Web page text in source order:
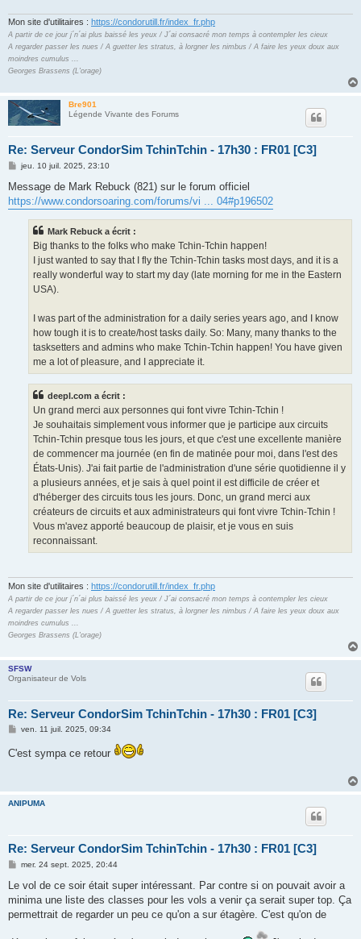
Mon site d'utilitaires : https://condorutill.fr/index_fr.php
A partir de ce jour j´n´ai plus baissé les yeux / J´ai consacré mon temps à contempler les cieux
A regarder passer les nues / A guetter les stratus, à lorgner les nimbus / A faire les yeux doux aux
moindres cumulus ...
Georges Brassens (L'orage)
Bre901
Légende Vivante des Forums
Re: Serveur CondorSim TchinTchin - 17h30 : FR01 [C3]
M
s
a
jeu. 10 juil. 2025, 23:10
Message de Mark Rebuck (821) sur le forum officiel
https://www.condorsoaring.com/forums/vi ... 04#p196502
Mark Rebuck a écrit :
Big thanks to the folks who make Tchin-Tchin happen!
I just wanted to say that I fly the Tchin-Tchin tasks most days, and it is a
really wonderful way to start my day (late morning for me in the Eastern
USA).
I was part of the administration for a daily series years ago, and I know
how tough it is to create/host tasks daily. So: Many, many thanks to the
tasksetters and admins who make Tchin-Tchin happen! You have given
me a lot of pleasure, and I appreciate it.
deepl.com a écrit :
Un grand merci aux personnes qui font vivre Tchin-Tchin !
Je souhaitais simplement vous informer que je participe aux circuits
Tchin-Tchin presque tous les jours, et que c'est une excellente manière
de commencer ma journée (en fin de matinée pour moi, dans l'est des
États-Unis). J'ai fait partie de l'administration d'une série quotidienne il y
a plusieurs années, et je sais à quel point il est difficile de créer et
d'héberger des circuits tous les jours. Donc, un grand merci aux
créateurs de circuits et aux administrateurs qui font vivre Tchin-Tchin !
Vous m'avez apporté beaucoup de plaisir, et je vous en suis
reconnaissant.
Mon site d'utilitaires : https://condorutill.fr/index_fr.php
A partir de ce jour j´n´ai plus baissé les yeux / J´ai consacré mon temps à contempler les cieux
A regarder passer les nues / A guetter les stratus, à lorgner les nimbus / A faire les yeux doux aux
moindres cumulus ...
Georges Brassens (L'orage)
SFSW
Organisateur de Vols
Re: Serveur CondorSim TchinTchin - 17h30 : FR01 [C3]
M
s
ven. 11 juil. 2025, 09:34
C'est sympa ce retour
ANIPUMA
Re: Serveur CondorSim TchinTchin - 17h30 : FR01 [C3]
M
s
a
g
mer. 24 sept. 2025, 20:44
Le vol de ce soir était super intéressant. Par contre si on pouvait avoir a
minima une liste des classes pour les vols a venir ça serait super top. Ça
permettrait de regarder un peu ce qu'on a sur étagère. C'est qu'on de